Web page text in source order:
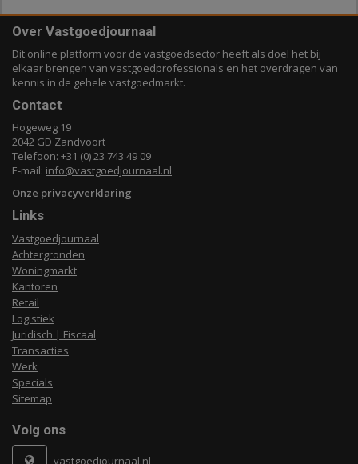
Over Vastgoedjournaal
Dit online platform voor de vastgoedsector heeft als doel het bij
elkaar brengen van vastgoedprofessionals en het overdragen van
kennis in de gehele vastgoedmarkt.
Contact
Hogeweg 19
2042 GD Zandvoort
Telefoon: +31 (0) 23 743 49 09
E-mail: info@vastgoedjournaal.nl
Onze privacyverklaring
Links
Vastgoedjournaal
Achtergronden
Woningmarkt
Kantoren
Retail
Logistiek
Juridisch | Fiscaal
Transacties
Werk
Specials
Sitemap
Volg ons